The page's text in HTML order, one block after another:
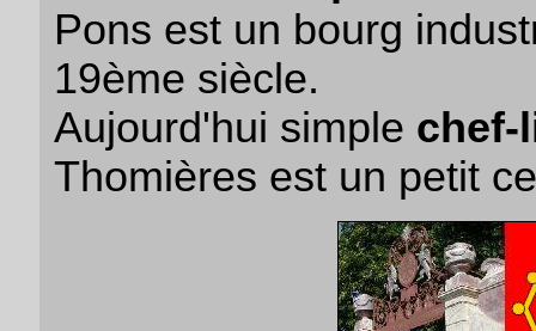
Pons est un bourg
19ème siècle.
Aujourd'hui simple chef-
Thomières est un petit